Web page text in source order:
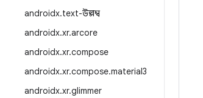
androidx.text-উল্লম্ব
androidx.xr.arcore
androidx.xr.compose
androidx.xr.compose.material3
androidx.xr.glimmer